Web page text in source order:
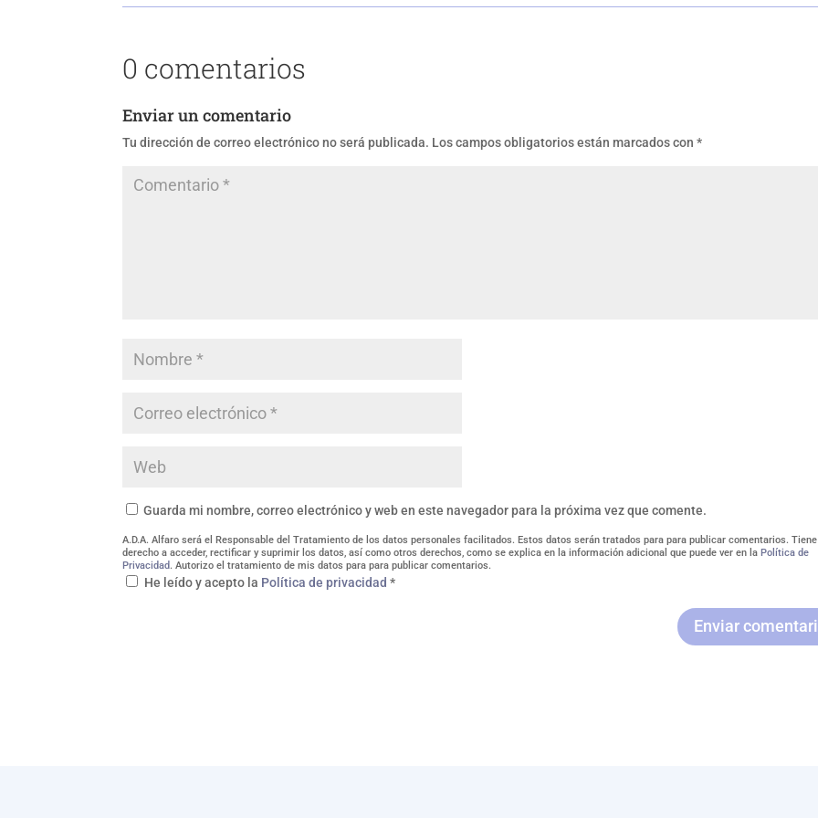
0 comentarios
Enviar un comentario
Tu dirección de correo electrónico no será publicada. Los campos obligatorios están marcados con*
Guarda mi nombre, correo electrónico y web en este navegador para la próxima vez que comente.
A.D.A. Alfaro será el Responsable del Tratamiento de los datos personales facilitados. Estos datos serán tratados para para publicar comentarios. Tiene
derecho a acceder, rectificar y suprimir los datos, así como otros derechos, como se explica en la información adicional que puede ver en laPolítica de
Privacidad. Autorizo el tratamiento de mis datos para para publicar comentarios.
He leído y acepto la Política de privacidad*
Enviar